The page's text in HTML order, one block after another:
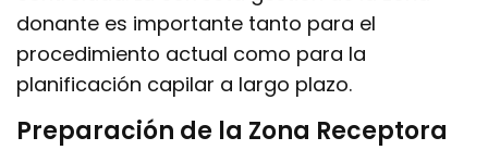
donante es importante tanto para el
procedimiento actual como para la
planificación capilar a largo plazo.
Preparación de la Zona Receptora